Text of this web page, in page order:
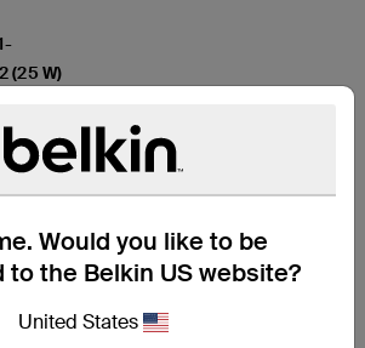
Would you like to be
to the Belkin US website?
United States
(25 W)